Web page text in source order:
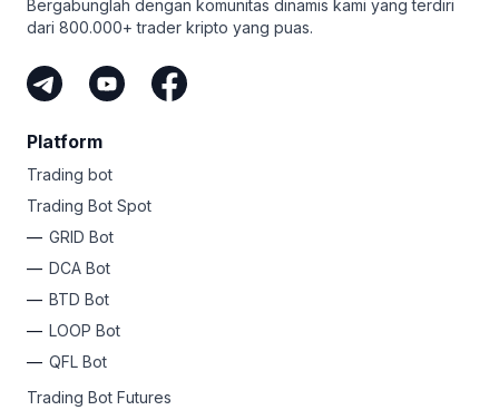
Bergabunglah dengan komunitas dinamis kami yang terdiri
dari 800.000+ trader kripto yang puas.
Platform
Trading bot
Trading Bot Spot
GRID Bot
DCA Bot
BTD Bot
LOOP Bot
QFL Bot
Trading Bot Futures